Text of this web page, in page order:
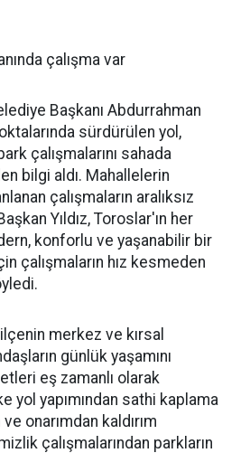
çalışma var
Başkanı Abdurrahman
sürdürülen yol,
çalışmalarını sahada
bilgi aldı. Mahallelerin
çalışmaların aralıksız
Yıldız, Toroslar'ın her
konforlu ve yaşanabilir bir
çalışmaların hız kesmeden
merkez ve kırsal
günlük yaşamını
eş zamanlı olarak
yol yapımından sathi kaplama
onarımdan kaldırım
çalışmalarından parkların